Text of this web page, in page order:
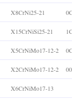
X8CrNi25-21
X15CrNiSi25-21
X5CrNiMo17-12-2
X2CrNiMo17-12-2
X6CrNiMo17-13